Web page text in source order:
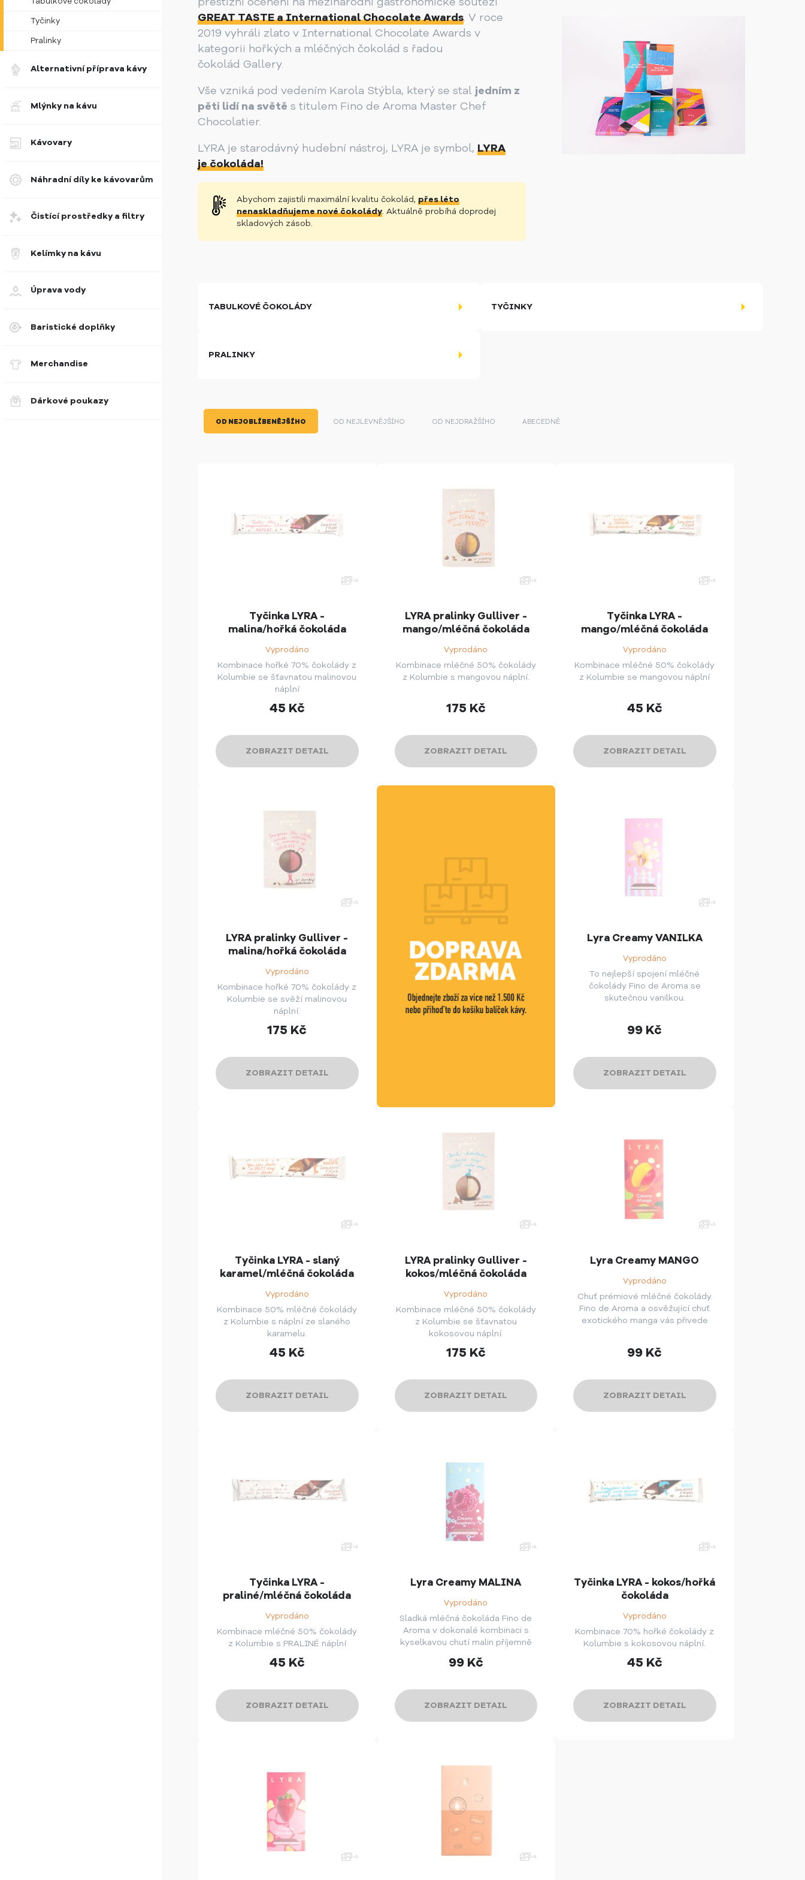
GREAT TASTE a International Chocolate Awards. V roce
2019 vyhráli zlato v International Chocolate Awards v
kategorii hořkých a mléčných čokolád s řadou
čokolád Gallery.
Vše vzniká pod vedením Karola Stýbla, který se stal jedním z
pěti lidí na světě s titulem Fino de Aroma Master Chef
Chocolatier.
LYRA je starodávný hudební nástroj, LYRA je symbol, LYRA
je čokoláda!
Abychom zajistili maximální kvalitu čokolád, přes léto
nenaskladňujeme nové čokolády. Aktuálně probíhá doprodej
skladových zásob.
TABULKOVÉ ČOKOLÁDY TYČINKY
PRALINKY
OD NEJOBLÍBENĚJŠÍHO OD NEJLEVNĚJŠÍHO OD NEJDRAŽŠÍHO ABECEDNĚ
Tyčinka LYRA -
malina/hořká čokoláda
Vyprodáno
Kombinace hořké 70% čokolády z
Kolumbie se šťavnatou malinovou
náplní
45 Kč
ZOBRAZIT DETAIL
LYRA pralinky Gulliver -
mango/mléčná čokoláda
Vyprodáno
Kombinace mléčné 50% čokolády
z Kolumbie s mangovou náplní.
175 Kč
ZOBRAZIT DETAIL
Tyčinka LYRA -
mango/mléčná čokoláda
Vyprodáno
Kombinace mléčné 50% čokolády
z Kolumbie se mangovou náplní
45 Kč
ZOBRAZIT DETAIL
LYRA pralinky Gulliver -
malina/hořká čokoláda
Vyprodáno
Kombinace hořké 70% čokolády z
Kolumbie se svěží malinovou
náplní.
175 Kč
ZOBRAZIT DETAIL
Lyra Creamy VANILKA
Vyprodáno
To nejlepší spojení mléčné
čokolády Fino de Aroma se
skutečnou vanilkou.
99 Kč
ZOBRAZIT DETAIL
Tyčinka LYRA - slaný
karamel/mléčná čokoláda
Vyprodáno
Kombinace 50% mléčné čokolády
z Kolumbie s náplní ze slaného
karamelu.
45 Kč
ZOBRAZIT DETAIL
LYRA pralinky Gulliver -
kokos/mléčná čokoláda
Vyprodáno
Kombinace mléčné 50% čokolády
z Kolumbie se šťavnatou
kokosovou náplní.
175 Kč
ZOBRAZIT DETAIL
Lyra Creamy MANGO
Vyprodáno
Chuť prémiové mléčné čokolády
Fino de Aroma a osvěžující chuť
exotického manga vás přivede
99 Kč
ZOBRAZIT DETAIL
Tyčinka LYRA -
praliné/mléčná čokoláda
Vyprodáno
Kombinace mléčné 50% čokolády
z Kolumbie s PRALINÉ náplní
45 Kč
ZOBRAZIT DETAIL
Lyra Creamy MALINA
Vyprodáno
Sladká mléčná čokoláda Fino de
Aroma v dokonalé kombinaci s
kyselkavou chutí malin příjemně
99 Kč
ZOBRAZIT DETAIL
Tyčinka LYRA - kokos/hořká
čokoláda
Vyprodáno
Kombinace 70% hořké čokolády z
Kolumbie s kokosovou náplní.
45 Kč
ZOBRAZIT DETAIL
Tyčinky
Pralinky
Alternativní příprava kávy
Mlýnky na kávu
Kávovary
Náhradní díly ke kávovarům
Čistící prostředky a filtry
Kelímky na kávu
Úprava vody
Baristické doplňky
Merchandise
Dárkové poukazy